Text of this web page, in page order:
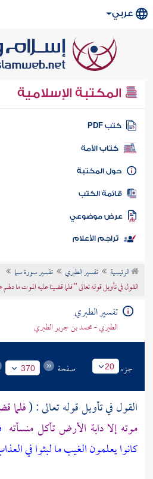
عربي
المكتبة الإسلامية
كتب PDF
كتاب الأمة
المكتبة
الكتب
موضوعي
تراجم الأعلام
الرئيسية تفسير الطبري
تفسير سورة سبإ
القول في تأويل قوله تعالى " فلما قضينا عليه الموت ما
تفسير الطبري
الطبري - محمد بن جرير الطبري
جزء 20 صفحة 370
القول في تأويل قوله تعالى : (فلما
موته إلا دابة الأرض تأكل منسأته
كانوا يعلمون الغيب ما لبثوا في